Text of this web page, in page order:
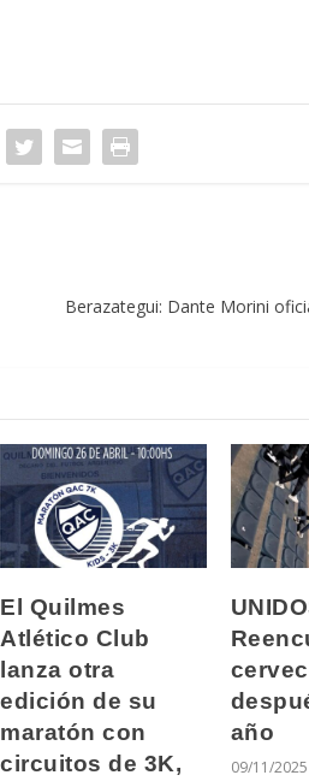
Berazategui: Dante Morini
El Quilmes
Atlético Club
lanza otra
edición de su
maratón con
circuitos de 3K,
año
09/11/2025